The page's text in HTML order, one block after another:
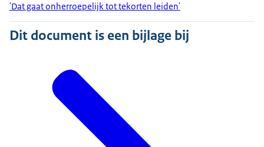
'Dat gaat onherroepelijk tot tekorten leiden'
Dit document is een bijlage bij